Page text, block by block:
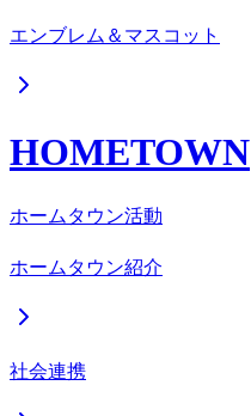
エンブレム＆マスコット
HOMETOWN
ホームタウン活動
ホームタウン紹介
社会連携